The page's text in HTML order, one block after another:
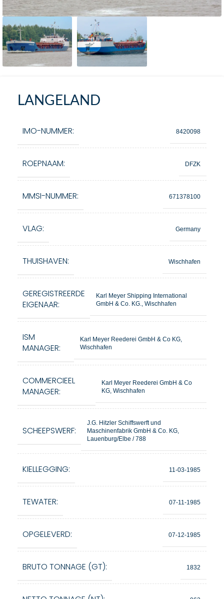
LANGELAND
IMO-NUMMER: 8420098
ROEPNAAM: DFZK
MMSI-NUMMER: 671378100
VLAG: Germany
THUISHAVEN: Wischhafen
GEREGISTREERDE
EIGENAAR:
Karl Meyer Shipping International
GmbH & Co. KG., Wischhafen
ISM
MANAGER:
Karl Meyer Reederei GmbH & Co KG,
Wischhafen
COMMERCIEEL
MANAGER:
Karl Meyer Reederei GmbH & Co
KG, Wischhafen
SCHEEPSWERF:
J.G. Hitzler Schiffswerft und
Maschinenfabrik GmbH & Co. KG,
Lauenburg/Elbe / 788
KIELLEGGING: 11-03-1985
TEWATER: 07-11-1985
OPGELEVERD: 07-12-1985
BRUTO TONNAGE (GT): 1832